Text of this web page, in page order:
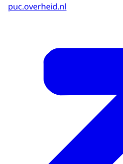
puc.overheid.nl